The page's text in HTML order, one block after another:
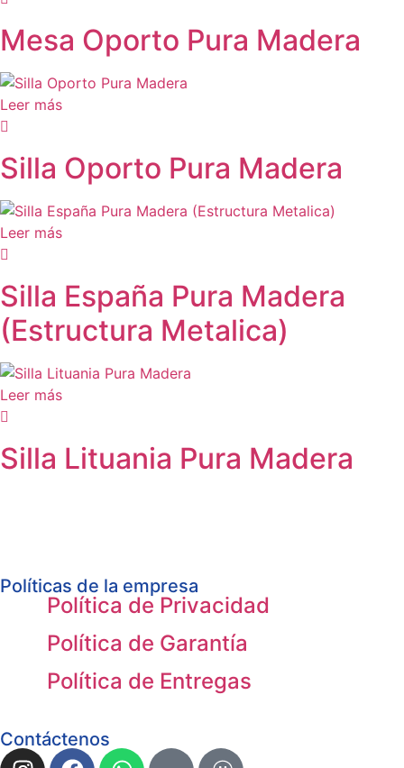
Mesa Oporto Pura Madera
Leer más
Silla Oporto Pura Madera
Leer más
Silla España Pura Madera
(Estructura Metalica)
Leer más
Silla Lituania Pura Madera
Políticas de la empresa
Política de Privacidad
Política de Garantía
Política de Entregas
Contáctenos